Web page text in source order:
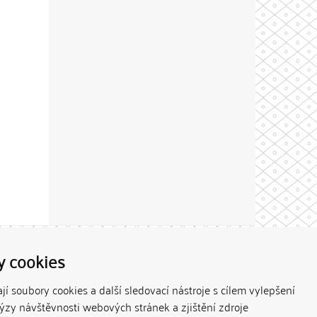
cookies
soubory cookies a další sledovací nástroje s cílem vylepšení
návštěvnosti webových stránek a zjištění zdroje